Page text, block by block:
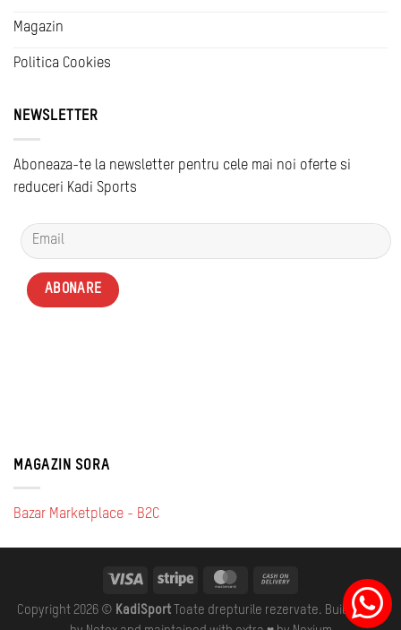
Magazin
Politica Cookies
NEWSLETTER
Aboneaza-te la newsletter pentru cele mai noi oferte si
reduceri Kadi Sports
MAGAZIN SORA
Bazar Marketplace - B2C
Copyright 2026 © KadiSportToate drepturile rezervate. Built with ♥